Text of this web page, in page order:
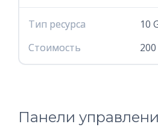
Тип ресурса
Тип ресурса
10
Стоимость
Стоимость
Панели